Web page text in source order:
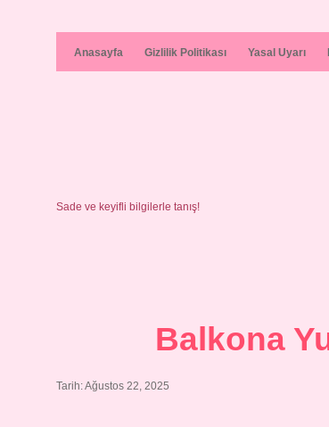
Anasayfa Gizlilik Politikası Yasal Uyarı
Sade ve keyifli bilgilerle tanış!
Balkona
Tarih: Ağustos 22, 2025